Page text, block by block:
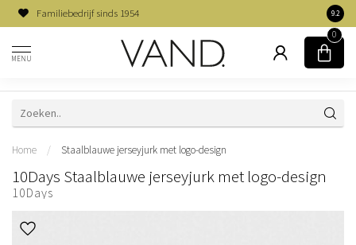
Familiebedrijf sinds 1954 9.2
MENU
0
Home / Staalblauwe jerseyjurk met logo-design
10Days Staalblauwe jerseyjurk met logo-design
10Days